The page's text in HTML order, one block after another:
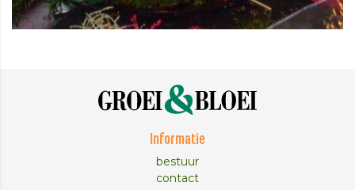
Informatie
bestuur
contact